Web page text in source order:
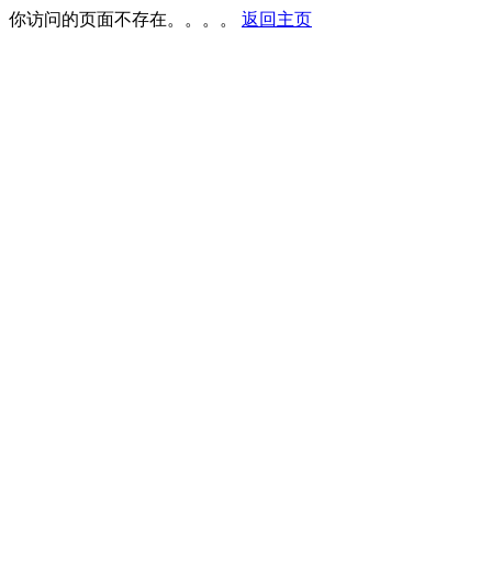
你访问的页面不存在。。。。 返回主页